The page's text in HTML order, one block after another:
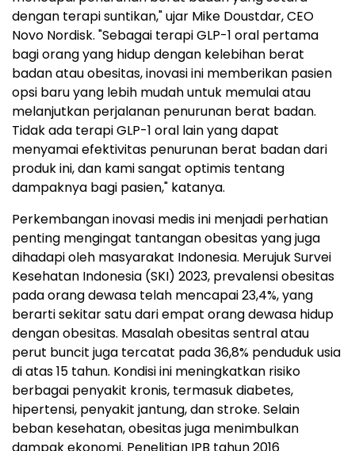
dengan terapi suntikan," ujar Mike Doustdar, CEO
Novo Nordisk. "Sebagai terapi GLP-1 oral pertama
bagi orang yang hidup dengan kelebihan berat
badan atau obesitas, inovasi ini memberikan pasien
opsi baru yang lebih mudah untuk memulai atau
melanjutkan perjalanan penurunan berat badan.
Tidak ada terapi GLP-1 oral lain yang dapat
menyamai efektivitas penurunan berat badan dari
produk ini, dan kami sangat optimis tentang
dampaknya bagi pasien," katanya.
Perkembangan inovasi medis ini menjadi perhatian
penting mengingat tantangan obesitas yang juga
dihadapi oleh masyarakat Indonesia. Merujuk Survei
Kesehatan Indonesia (SKI) 2023, prevalensi obesitas
pada orang dewasa telah mencapai 23,4%, yang
berarti sekitar satu dari empat orang dewasa hidup
dengan obesitas. Masalah obesitas sentral atau
perut buncit juga tercatat pada 36,8% penduduk usia
di atas 15 tahun. Kondisi ini meningkatkan risiko
berbagai penyakit kronis, termasuk diabetes,
hipertensi, penyakit jantung, dan stroke. Selain
beban kesehatan, obesitas juga menimbulkan